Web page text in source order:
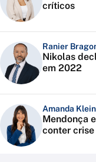
críticos
Ranier
Nikolas
em 2022
Amanda Klein
Mendonça
conter crise